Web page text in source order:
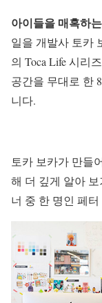
아이들을 매혹하
일을 개발사 토카
의 Toca Life 시리
공간을 무대로 한
니다.
토카 보카가 만들
해 더 깊게 알아
너 중 한 명인 페터